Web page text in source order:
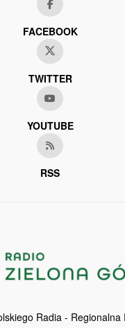
FACEBOOK
TWITTER
YOUTUBE
RSS
Radia - Regionalna